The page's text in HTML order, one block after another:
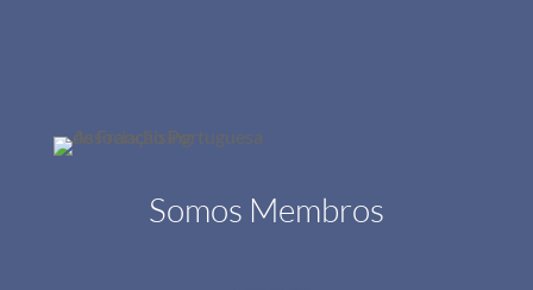
Somos Membros